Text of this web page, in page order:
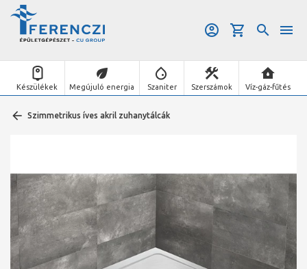
Készülékek Megújuló energia Szaniter Szerszámok Víz-gáz-fűtés
Szimmetrikus íves akril zuhanytálcák